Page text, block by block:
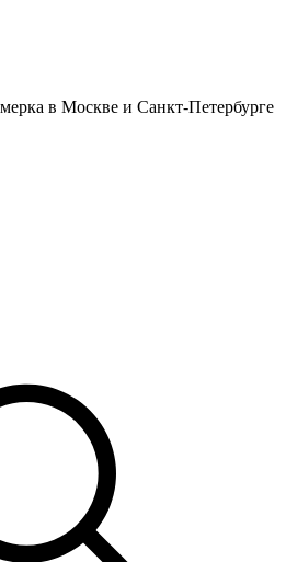
в Москве и Санкт-Петербурге